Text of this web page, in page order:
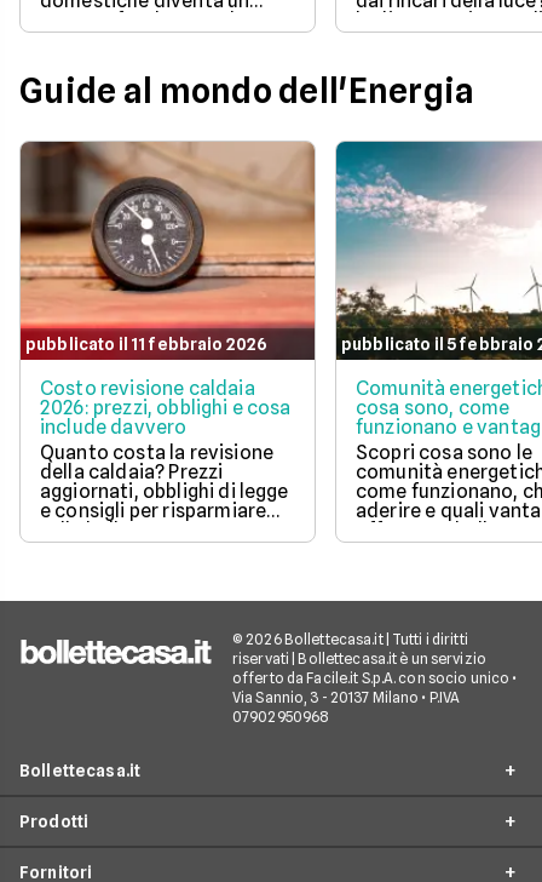
aspetto fondamentale per
la pianificazione del bilancio
soluzione a prezzo variabile
consente di agganciare la
all'andamento aggiornato
del mercato dell'energia
naturale.
luglio 2026 ci sono
offerte con prezzo
aiutano a tenere
controllo le spese di
Scopri la soluzione
conveniente per te
quelle proposte da
Illumia e Ajò Energia
risparmiare fin da
Guide al mondo dell'Energia
pubblicato il 11 febbraio 2026
Costo revisione caldaia
2026: prezzi, obblighi e cosa
include davvero
Quanto costa la revisione
della caldaia? Prezzi
aggiornati, obblighi di legge
e consigli per risparmiare
sulla bolletta gas.
pubblicato il 5 febbraio
Comunità
cosa sono, come
funzionano e
Scopri cosa sono le
comunità
come funzionano,
aderire e quali
offrono su bolletta e
sostenibilità.
© 2026 Bollettecasa.it | Tutti i diritti
riservati | Bollettecasa.it è un servizio
offerto da Facile.it S.p.A. con socio unico •
Via Sannio, 3 - 20137 Milano • P.IVA
07902950968
Bollettecasa.it
Contatti
Prodotti
Fornitori